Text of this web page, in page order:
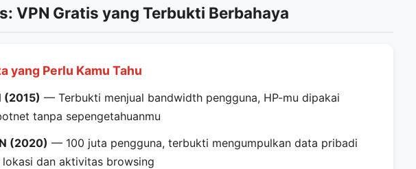
VPN Gratis yang Terbukti Berbahaya
yang Perlu Kamu Tahu
(2015) — Terbukti menjual bandwidth pengguna, HP-mu dipakai
tanpa sepengetahuanmu
(2020) — 100 juta pengguna, terbukti mengumpulkan data pribadi
lokasi dan aktivitas browsing